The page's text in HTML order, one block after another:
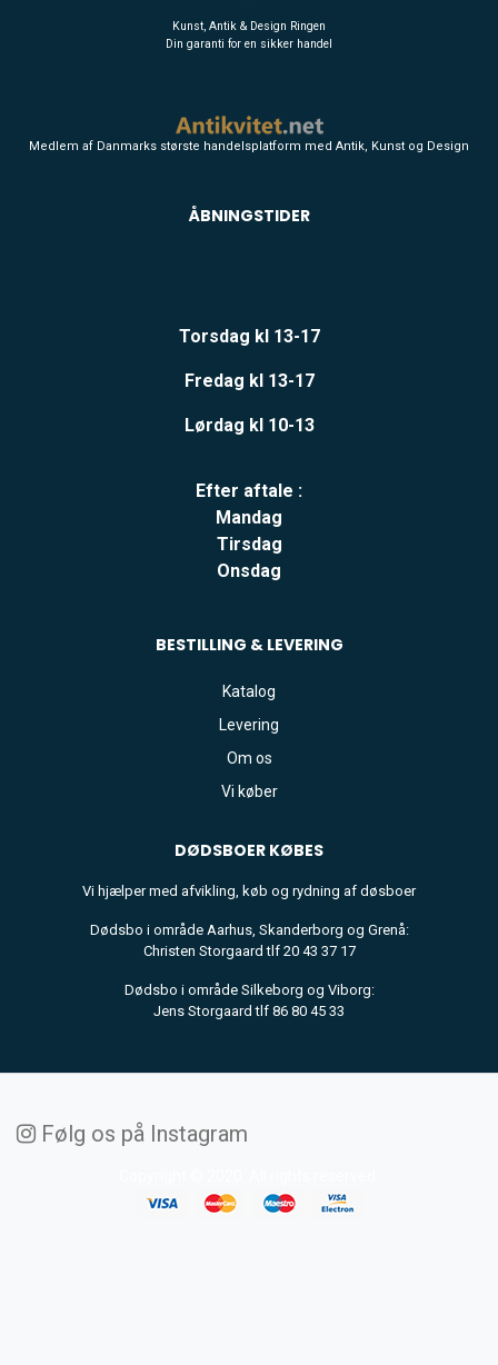
Kunst, Antik & Design Ringen
Din garanti for en sikker handel
Medlem af Danmarks største handelsplatform med Antik, Kunst og Design
ÅBNINGSTIDER
Torsdag kl 13-17
Fredag kl 13-17
Lørdag kl 10-13
Efter aftale :
Mandag
Tirsdag
Onsdag
BESTILLING & LEVERING
Katalog
Levering
Om os
Vi køber
DØDSBOER KØBES
Vi hjælper med afvikling, køb og rydning af døsboer
Dødsbo i område Aarhus, Skanderborg og Grenå:
Christen Storgaard tlf 20 43 37 17
Dødsbo i område Silkeborg og Viborg:
Jens Storgaard tlf 86 80 45 33
Følg os på Instagram